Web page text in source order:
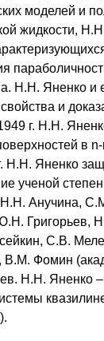
моделей и
жидкости,
Н.Н. Яненко и
и
г. Н.Н.
в
Н.Н. Яненко
ученой
Н.Н.
С.В.
В.М. Фомин
Яненко –